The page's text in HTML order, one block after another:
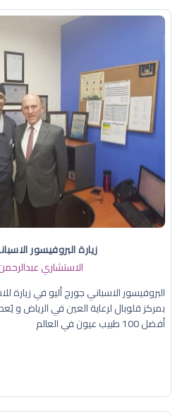
زيارة البروفيسور
الاستشاري
البروفيسور الاسباني جورج أليو في زيارة
بمركز قلوبال لرعاية العين في الرياض و
أفضل 100 طبيب عيون في العالم